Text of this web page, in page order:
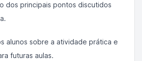
dos principais pontos discutidos
alunos sobre a atividade prática e
futuras aulas.